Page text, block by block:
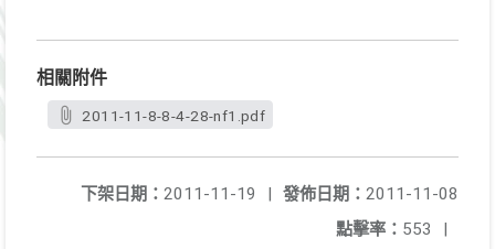
相關附件
2011-11-8-8-4-28-nf1.pdf
發佈日期： 2011-11-08
下架日期： 2011-11-19
|
點擊率： 553 |